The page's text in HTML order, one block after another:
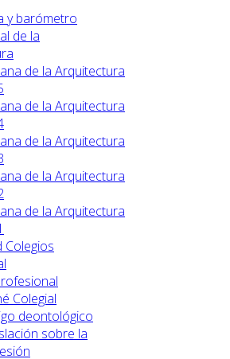
y barómetro
de la
de la Arquitectura
de la Arquitectura
de la Arquitectura
de la Arquitectura
de la Arquitectura
Colegios
Colegial
deontológico
sobre la